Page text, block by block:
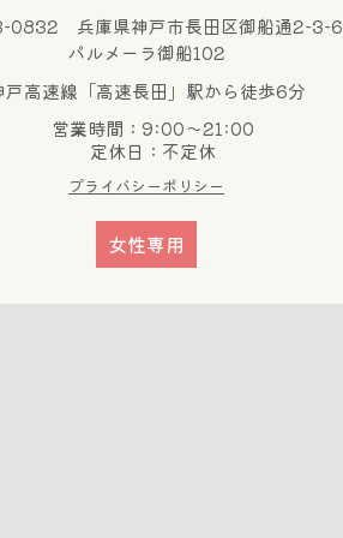
0832 兵庫県神戸市長田区御船通2-3-6
パルメーラ御船102
戸高速線「高速長田」駅から徒歩6分
営業時間：9:00～21:00
定休日：不定休
プライバシーポリシー
女性専用